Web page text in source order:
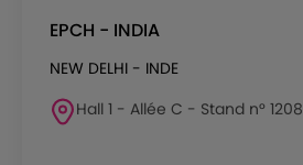
EPCH - INDIA
NEW DELHI - INDE
Hall 1 - Allée C - Stand n° 1208